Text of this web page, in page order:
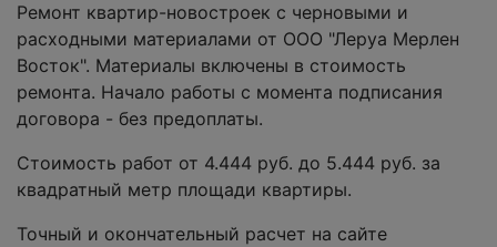
Ремонт квартир-новостроек с черновыми и
расходными материалами от ООО "Леруа Мерлен
Восток". Материалы включены в стоимость
ремонта. Начало работы с момента подписания
договора - без предоплаты.
Стоимость работ от 4.444 руб. до 5.444 руб. за
квадратный метр площади квартиры.
Точный и окончательный расчет на сайте